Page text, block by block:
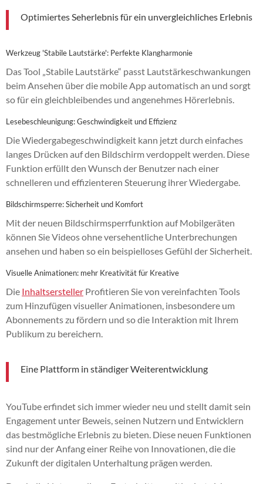
Optimiertes Seherlebnis für ein unvergleichliches Erlebnis
Werkzeug 'Stabile Lautstärke': Perfekte Klangharmonie
Das Tool „Stabile Lautstärke“ passt Lautstärkeschwankungen
beim Ansehen über die mobile App automatisch an und sorgt
so für ein gleichbleibendes und angenehmes Hörerlebnis.
Lesebeschleunigung: Geschwindigkeit und Effizienz
Die Wiedergabegeschwindigkeit kann jetzt durch einfaches
langes Drücken auf den Bildschirm verdoppelt werden. Diese
Funktion erfüllt den Wunsch der Benutzer nach einer
schnelleren und effizienteren Steuerung ihrer Wiedergabe.
Bildschirmsperre: Sicherheit und Komfort
Mit der neuen Bildschirmsperrfunktion auf Mobilgeräten
können Sie Videos ohne versehentliche Unterbrechungen
ansehen und haben so ein beispielloses Gefühl der Sicherheit.
Visuelle Animationen: mehr Kreativität für Kreative
Die Inhaltsersteller Profitieren Sie von vereinfachten Tools
zum Hinzufügen visueller Animationen, insbesondere um
Abonnements zu fördern und so die Interaktion mit Ihrem
Publikum zu bereichern.
Eine Plattform in ständiger Weiterentwicklung
YouTube erfindet sich immer wieder neu und stellt damit sein
Engagement unter Beweis, seinen Nutzern und Entwicklern
das bestmögliche Erlebnis zu bieten. Diese neuen Funktionen
sind nur der Anfang einer Reihe von Innovationen, die die
Zukunft der digitalen Unterhaltung prägen werden.